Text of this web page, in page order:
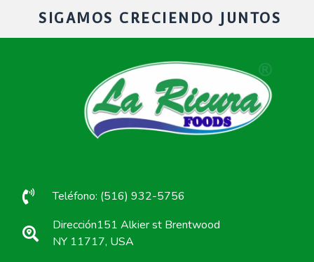
SIGAMOS CRECIENDO JUNTOS
Teléfono: (516) 932-5756
Dirección151 Alkier st Brentwood
NY 11717, USA